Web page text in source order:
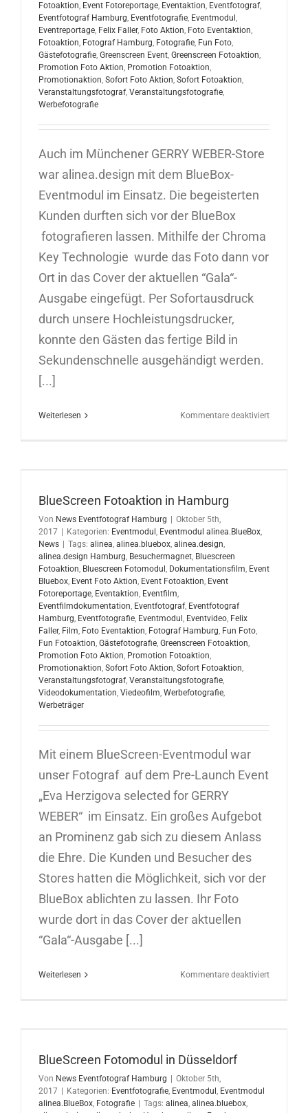
Fotoaktion, Event Fotoreportage, Eventaktion, Eventfotograf,
Eventfotograf Hamburg, Eventfotografie, Eventmodul ,
Eventreportage, Felix Faller, Foto Aktion, Foto Eventaktion,
Fotoaktion, Fotograf Hamburg, Fotografie, Fun Foto,
Gästefotografie, Greenscreen Event, Greenscreen Fotoaktion,
Promotion Foto Aktion, Promotion Fotoaktion,
Promotionaktion, Sofort Foto Aktion, Sofort Fotoaktion,
Veranstaltungsfotograf, Veranstaltungsfotografie,
Werbefotografie
Auch im Münchener GERRY WEBER-Store
war alinea.design mit dem BlueBox-
Eventmodul im Einsatz. Die begeisterten
Kunden durften sich vor der BlueBox
fotografieren lassen. Mithilfe der Chroma
Key Technologie wurde das Foto dann vor
Ort in das Cover der aktuellen “Gala“-
Ausgabe eingefügt. Per Sofortausdruck
durch unsere Hochleistungsdrucker,
konnte den Gästen das fertige Bild in
Sekundenschnelle ausgehändigt werden.
[...]
Weiterlesen Kommentare deaktiviertfür
BlueScreen Fotoaktion in Hamburg
Von News Eventfotograf Hamburg
Oktober 5th,
2017
Kategorien: Eventmodul , Eventmodul alinea.BlueBox,
News
Tags: alinea, alinea.bluebox, alinea.design,
alinea.design Hamburg, Besuchermagnet, Bluescreen
Fotoaktion, Bluescreen Fotomodul , Dokumentationsfilm, Event
Bluebox, Event Foto Aktion, Event Fotoaktion, Event
Fotoreportage, Eventaktion, Eventfilm,
Eventfilmdokumentation, Eventfotograf, Eventfotograf
Hamburg, Eventfotografie, Eventmodul , Eventvideo, Felix
Faller, Film, Foto Eventaktion, Fotograf Hamburg, Fun Foto,
Fun Fotoaktion, Gästefotografie, Greenscreen Fotoaktion,
Promotion Foto Aktion, Promotion Fotoaktion,
Promotionaktion, Sofort Foto Aktion, Sofort Fotoaktion,
Veranstaltungsfotograf, Veranstaltungsfotografie,
Videodokumentation, Viedeofilm, Werbefotografie,
Werbeträger
Mit einem BlueScreen-Eventmodul war
unser Fotograf auf dem Pre-Launch Event
„Eva Herzigova selected for GERRY
WEBER“ im Einsatz. Ein großes Aufgebot
an Prominenz gab sich zu diesem Anlass
die Ehre. Die Kunden und Besucher des
Stores hatten die Möglichkeit, sich vor der
BlueBox ablichten zu lassen. Ihr Foto
wurde dort in das Cover der aktuellen
“Gala“-Ausgabe [...]
Weiterlesen Kommentare deaktiviertfür
BlueScreen Fotomodul in Düsseldorf
Von News Eventfotograf Hamburg
Oktober 5th,
2017
Kategorien: Eventfotografie, Eventmodul , Eventmodul
alinea.BlueBox, Fotografie Tags: alinea, alinea.bluebox,